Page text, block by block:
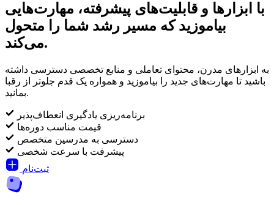
با ابزارها و قابلیت‌های پیشرفته، مهارت‌هایی
بیاموزید که مسیر رشد شما را متحول
می‌کند.
به ابزارهای مدرن، محتوای تعاملی و منابع تخصصی دسترسی داشته
باشید تا مهارت‌های جدید را بیاموزید و همواره یک قدم جلوتر از رقبا
بمانید.
برنامه‌ریزی یادگیری انعطاف‌پذیر
قیمت مناسب دوره‌ها
دسترسی به مدرسین متخصص
پیشرفت با سرعت شخصی
ثبت‌نام